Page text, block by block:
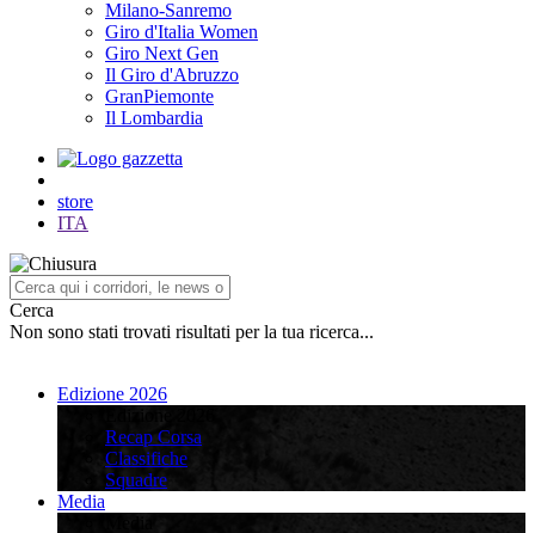
Milano-Sanremo
Giro d'Italia Women
Giro Next Gen
Il Giro d'Abruzzo
GranPiemonte
Il Lombardia
store
ITA
Cerca
Non sono stati trovati risultati per la tua ricerca...
Edizione 2026
Recap Corsa
Classifiche
Squadre
Media